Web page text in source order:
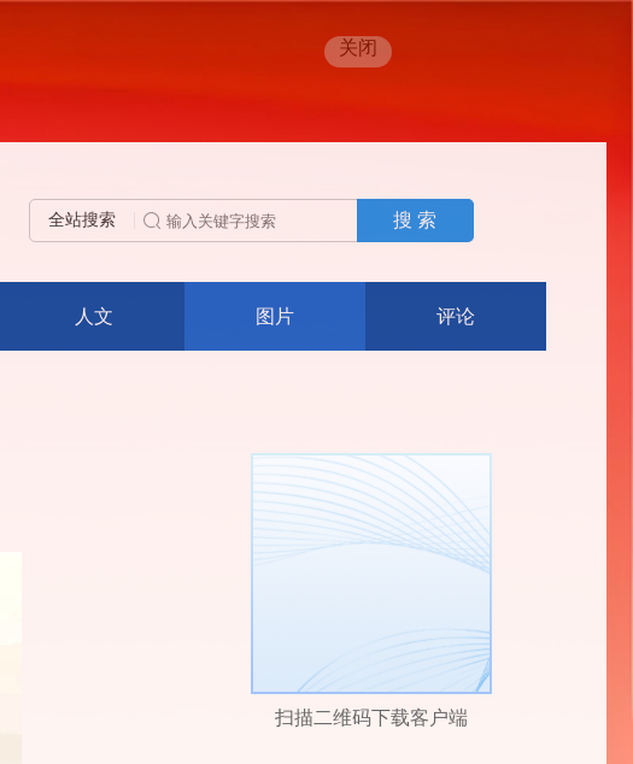
关闭
全站搜索 搜 索
人文 图片 评论
扫描二维码下载客户端